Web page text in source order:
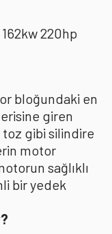
220hp
bloğundaki en
giren
toz gibi silindire
motor
sağlıklı
bir yedek